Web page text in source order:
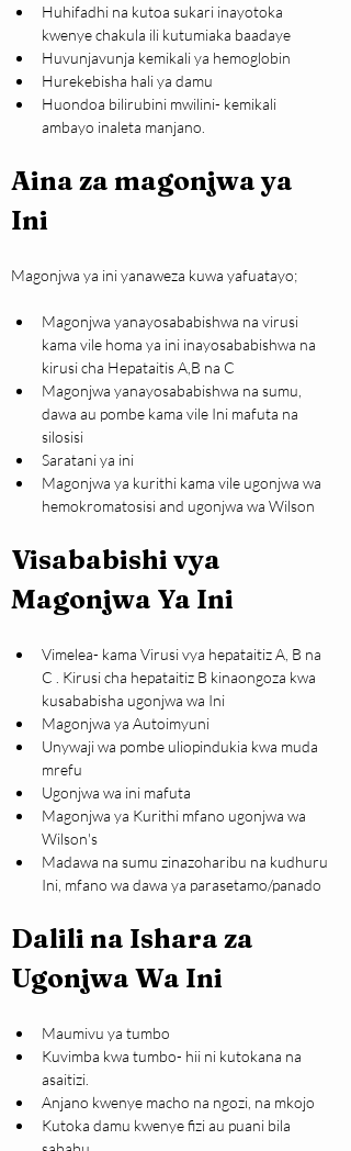
Huhifadhi na kutoa sukari inayotoka
kwenye chakula ili kutumiaka baadaye
Huvunjavunja kemikali ya hemoglobin
Hurekebisha hali ya damu
Huondoa bilirubini mwilini- kemikali
ambayo inaleta manjano.
Aina za magonjwa ya
Ini
Magonjwa ya ini yanaweza kuwa yafuatayo;
Magonjwa yanayosababishwa na virusi
kama vile homa ya ini inayosababishwa na
kirusi cha Hepataitis A,B na C
Magonjwa yanayosababishwa na sumu,
dawa au pombe kama vile Ini mafuta na
silosisi
Saratani ya ini
Magonjwa ya kurithi kama vile ugonjwa wa
hemokromatosisi and ugonjwa wa Wilson
Visababishi vya
Magonjwa Ya Ini
Vimelea- kama Virusi vya hepataitiz A, B na
C . Kirusi cha hepataitiz B kinaongoza kwa
kusababisha ugonjwa wa Ini
Magonjwa ya Autoimyuni
Unywaji wa pombe uliopindukia kwa muda
mrefu
Ugonjwa wa ini mafuta
Magonjwa ya Kurithi mfano ugonjwa wa
Wilson's
Madawa na sumu zinazoharibu na kudhuru
Ini, mfano wa dawa ya parasetamo/panado
Dalili na Ishara za
Ugonjwa Wa Ini
Maumivu ya tumbo
Kuvimba kwa tumbo- hii ni kutokana na
asaitizi.
Anjano kwenye macho na ngozi, na mkojo
Kutoka damu kwenye fizi au puani bila